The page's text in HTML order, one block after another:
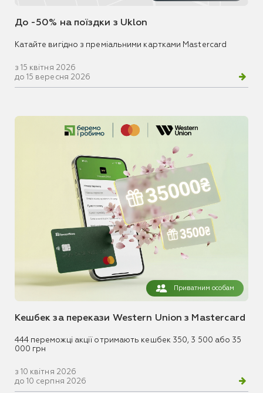
До -50% на поїздки з Uklon
Катайте вигідно з преміальними картками Mastercard
з 15 квітня 2026
до 15 вересня 2026
Приватним особам
Кешбек за перекази Western Union з Mastercard
444 переможці акції отримають кешбек 350, 3 500 або 35
000 грн
з 10 квітня 2026
до 10 серпня 2026